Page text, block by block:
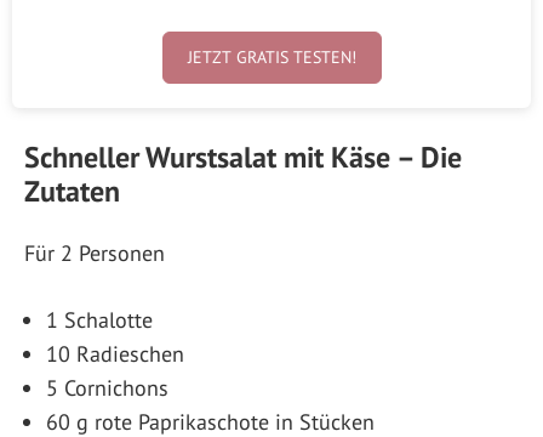
JETZT GRATIS TESTEN!
Schneller Wurstsalat mit Käse – Die
Zutaten
Für 2 Personen
1 Schalotte
10 Radieschen
5 Cornichons
60 g rote Paprikaschote in Stücken